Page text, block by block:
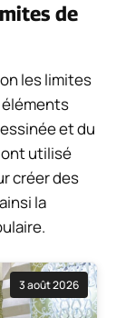
de
les limites
et du
utilisé
créer des
la
3 août 2026